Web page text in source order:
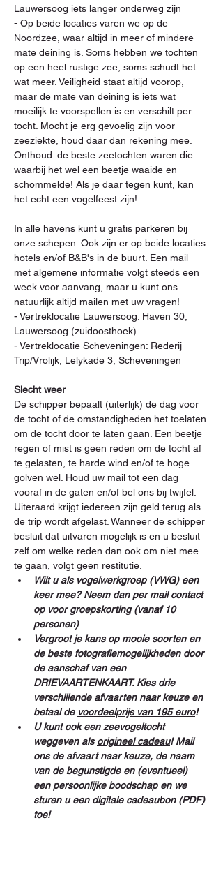
Lauwersoog iets langer onderweg zijn
- Op beide locaties varen we op de
Noordzee, waar altijd in meer of mindere
mate deining is. Soms hebben we tochten
op een heel rustige zee, soms schudt het
wat meer. Veiligheid staat altijd voorop,
maar de mate van deining is iets wat
moeilijk te voorspellen is en verschilt per
tocht. Mocht je erg gevoelig zijn voor
zeeziekte, houd daar dan rekening mee.
Onthoud: de beste zeetochten waren die
waarbij het wel een beetje waaide en
schommelde! Als je daar tegen kunt, kan
het echt een vogelfeest zijn!
In alle havens kunt u gratis parkeren bij
onze schepen. Ook zijn er op beide locaties
hotels en/of B&B's in de buurt. Een mail
met algemene informatie volgt steeds een
week voor aanvang, maar u kunt ons
natuurlijk altijd mailen met uw vragen!
- Vertreklocatie Lauwersoog: Haven 30,
Lauwersoog (zuidoosthoek)
- Vertreklocatie Scheveningen: Rederij
Trip/Vrolijk, Lelykade 3, Scheveningen
Slecht weer
De schipper bepaalt (uiterlijk) de dag voor
de tocht of de omstandigheden het toelaten
om de tocht door te laten gaan. Een beetje
regen of mist is geen reden om de tocht af
te gelasten, te harde wind en/of te hoge
golven wel. Houd uw mail tot een dag
vooraf in de gaten en/of bel ons bij twijfel.
Uiteraard krijgt iedereen zijn geld terug als
de trip wordt afgelast. Wanneer de schipper
besluit dat uitvaren mogelijk is en u besluit
zelf om welke reden dan ook om niet mee
te gaan, volgt geen restitutie.
Wilt u als vogelwerkgroep (VWG) een
keer mee? Neem dan per mail contact
op voor groepskorting (vanaf 10
personen)
Vergroot je kans op mooie soorten en
de beste fotografiemogelijkheden door
de aanschaf van een
DRIEVAARTENKAART. Kies drie
verschillende afvaarten naar keuze en
betaal de voordeelprijs van 195 euro!
U kunt ook een zeevogeltocht
weggeven als origineel cadeau! Mail
ons de afvaart naar keuze, de naam
van de begunstigde en (eventueel)
een persoonlijke boodschap en we
sturen u een digitale cadeaubon (PDF)
toe!